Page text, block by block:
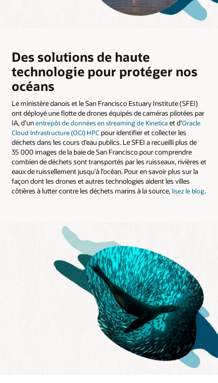
Des solutions de haute
technologie pour protéger nos
océans
Le ministère danois et le San Francisco Estuary Institute (SFEI)
ont déployé une flotte de drones équipés de caméras pilotées par
IA, d’unentrepôt de données en streaming de Kinetica et d'Oracle
Cloud Infrastructure (OCI) HPC pour identifier et collecter les
déchets dans les cours d’eau publics. Le SFEI a recueilli plus de
35 000 images de la baie de San Francisco pour comprendre
combien de déchets sont transportés par les ruisseaux, rivières et
eaux de ruissellement jusqu’à l’océan. Pour en savoir plus sur la
façon dont les drones et autres technologies aident les villes
côtières à lutter contre les déchets marins à la source,lisez le blog.